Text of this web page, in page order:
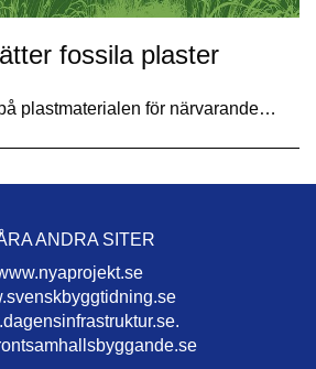
fossila plaster
plastmaterialen för närvarande…
ANDRA SITER